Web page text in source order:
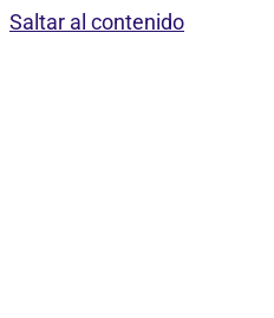
Saltar al contenido